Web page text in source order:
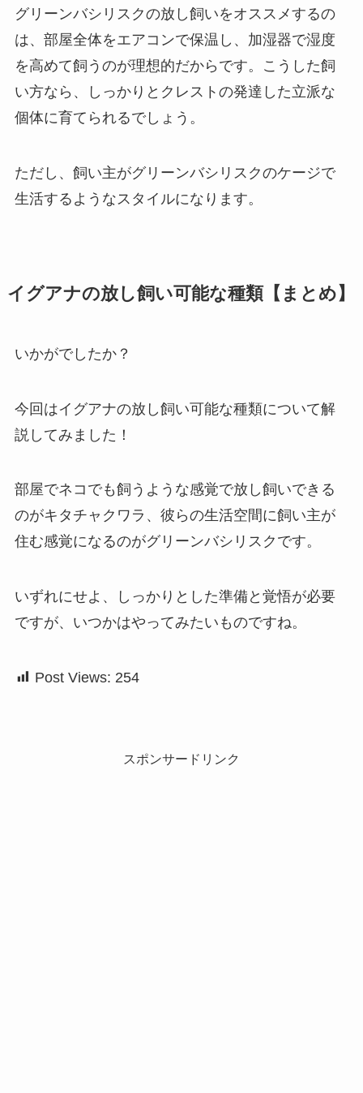
グリーンバシリスクの放し飼いをオススメするの
は、部屋全体をエアコンで保温し、加湿器で湿度
を高めて飼うのが理想的だからです。こうした飼
い方なら、しっかりとクレストの発達した立派な
個体に育てられるでしょう。
ただし、飼い主がグリーンバシリスクのケージで
生活するようなスタイルになります。
イグアナの放し飼い可能な種類【まとめ】
いかがでしたか？
今回はイグアナの放し飼い可能な種類について解
説してみました！
部屋でネコでも飼うような感覚で放し飼いできる
のがキタチャクワラ、彼らの生活空間に飼い主が
住む感覚になるのがグリーンバシリスクです。
いずれにせよ、しっかりとした準備と覚悟が必要
ですが、いつかはやってみたいものですね。
Post Views: 254
スポンサードリンク